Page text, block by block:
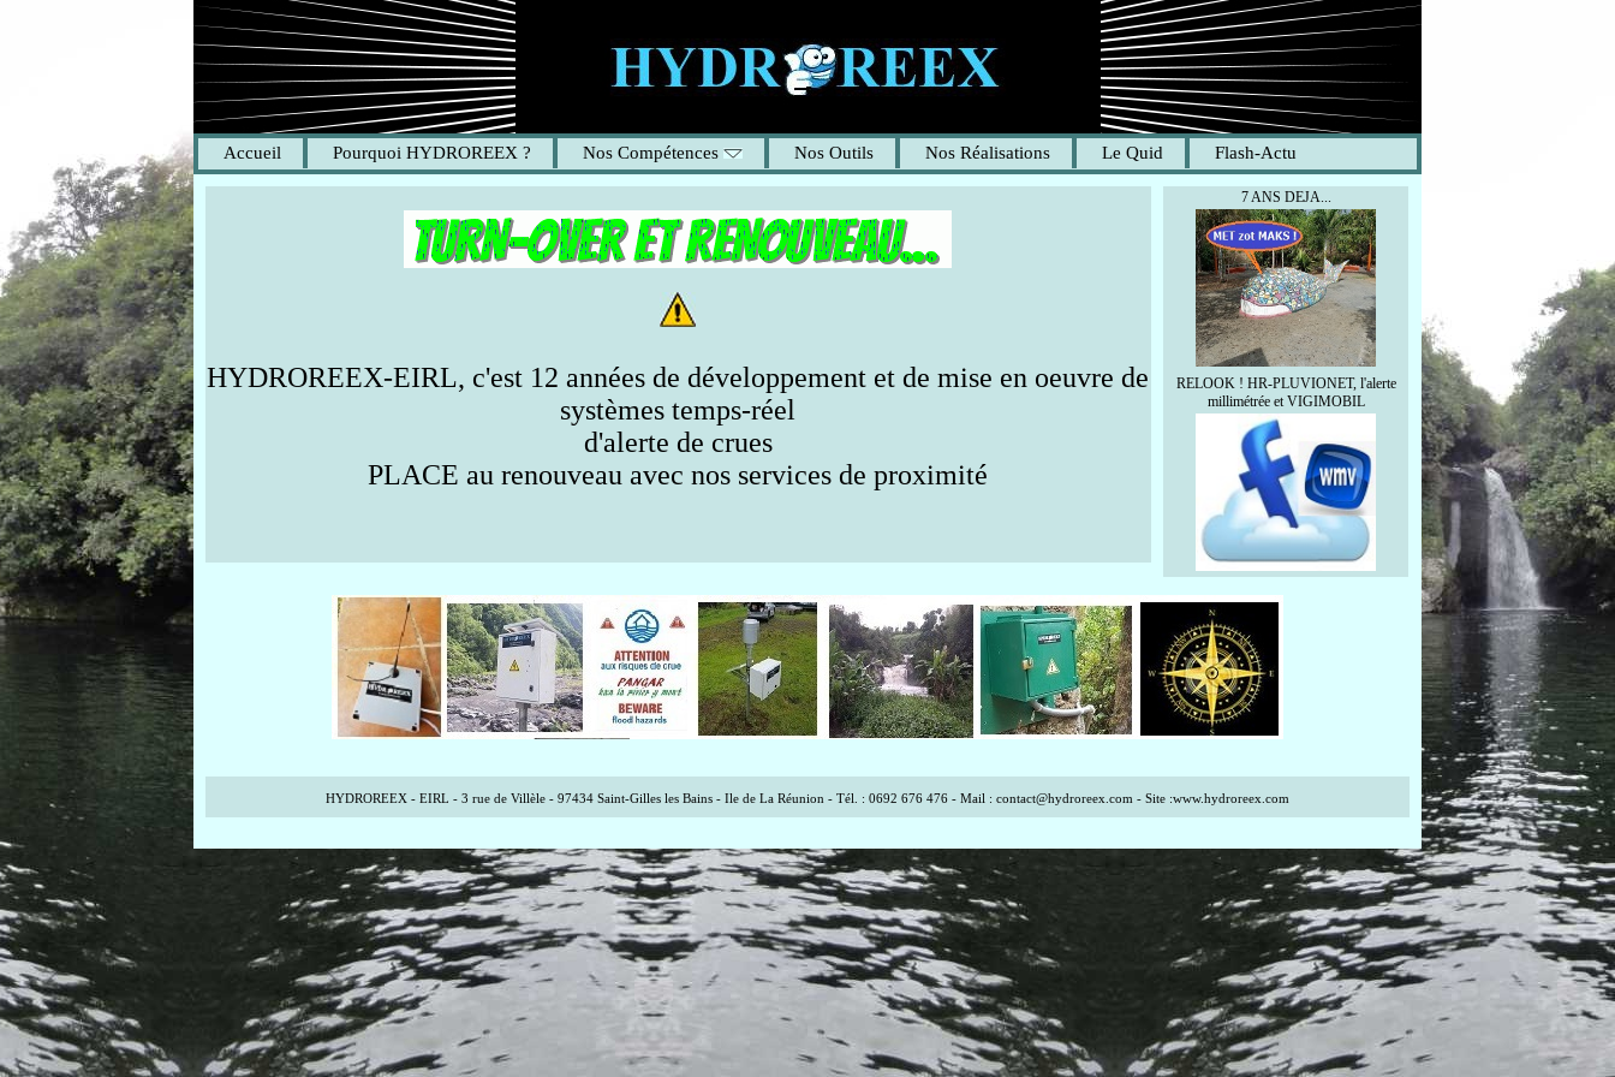
Accueil Pourquoi HYDROREEX ? Nos Compétences Nos Outils Nos Réalisations Le Quid Flash-Actu
7 ANS DEJA...
RELOOK ! HR-PLUVIONET, l'alerte
millimétrée et VIGIMOBIL
HYDROREEX-EIRL, c'est 12 années de développement et de mise en oeuvre de
systèmes temps-réel
d'alerte de crues
PLACE au renouveau avec nos services de proximité
HYDROREEX - EIRL - 3 rue de Villèle - 97434 Saint-Gilles les Bains - Ile de La Réunion - Tél. : 0692 676 476 - Mail : contact@hydroreex.com - Site :www.hydroreex.com